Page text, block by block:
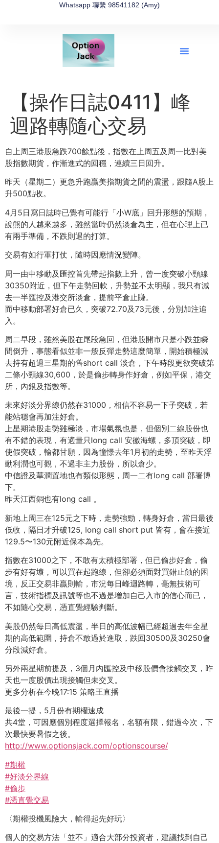
Whatsapp 聯繫 98541182 (Amy)
【操作日誌0411】峰
迴路轉隨心交易
自上周三港股急跌700餘點後，指數在上周五及周一比對美
股指數期貨，作漸進式的回穩，連續三日回升。
昨天（星期二）更急升跑贏美指期貨之間的震盪，跟隨A股上
升500點收。
4月5日寫日誌時已覺有可能行「小W底」回升形態的預期，
說熊的人越來越多，雖然當時仍然淡倉為主，但在心理上已
有兩手準備，不跌則退的打算。
交易有如行軍打仗，隨時因應情況變陣。
周一由中移動及匯控首先帶起指數上升，曾一度突破小頸線
30350附近，但下午走勢回軟，升勢並不太明顯，我只有減
去一半匯控及港交所淡倉，提前平倉止賺。
而中移動部署好倉已久，突破72.70及73元後，分別加注追
入。
周二早段，雖然美股在尾段急回，但港股開市只是小跌並瞬
間倒升，事態看似並非一般反彈走勢這麼簡單，開始積極減
去持有超過三星期的舊short call 淡倉，下午時段更欲突破第
二條小頸線30,600，於是偷步轉身作好倉，例如平保，港交
所，內銀及指數等。
未來好淡分界線仍然在31000，相信不容易一下子突破，若
能站穩會再加注好倉。
上星期港股走勢雖極淡，市場氣氛也是，但個別二線股份也
有不錯的表現，有適量只long call 安徽海螺，多頂突破，即
使假突破，輸都甘願，因為憧憬去年1月初的走勢，至昨天浮
動利潤也可觀，不過非主力股份，所以倉少。
中信證及華潤置地也有類似形態，周一二有long call 部署博
下。
昨天江西銅也有long call 。
新地上周三在125元之下時，走勢強勁，轉身好倉，當日最後
低收，隔日才升破125, long call short put 皆有，會在接近
129.5〜130元附近保本為先。
指數在31000之下，不敢有太積極部署，但已偷步好倉，偷
步有好有壞，可以買在起跑線，但卻必須面對買錯止蝕的困
境，反正交易非贏則輸，市況每日峰迴路轉，毫無技術可
言，技術指標及訊號等也不過是增加自己入市的信心而已，
不如隨心交易，憑直覺經驗判斷。
美股仍然每日高低震盪，半日的高低波幅已經超過去年全星
期的高低範圍，持倉不敢過於進取，跌回30500及30250會
分段減好倉。
另外兩星期前提及，3個月內匯控及中移股價會接觸交叉，昨
天也一度股價出現接觸但未交叉。
更多分析在今晚17:15 策略王直播
最後一提，5月份有期權速成
共4堂，可因應個別程度選擇報名，名額有限，錯過今次，下
次最快要暑假之後。
http://www.optionsjack.com/optionscourse/
#期權
#好淡分界線
#偷步
#憑直覺交易
〈期權投機風險大，輸得起先好玩〉
個人的交易方法「並不」適合大部分投資者，建議找到自己